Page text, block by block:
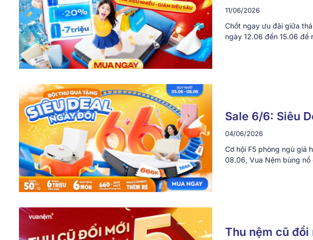
11/06/2026
Chốt ngay ưu đãi giữa
ngày 12.06 đến 15.06
Sale 6/6: Siêu
04/06/2026
Cơ hội F5 phòng ngủ giá
08.06, Vua Nệm bùng
Thu nệm cũ